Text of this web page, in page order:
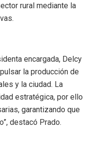
rural mediante la
encargada, Delcy
la producción de
y la ciudad. La
estratégica, por ello
garantizando que
destacó Prado.